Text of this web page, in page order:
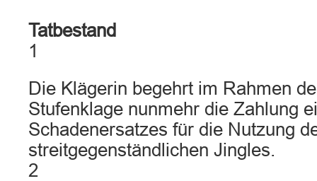
Tatbestand
1
Die Klägerin begehrt im Rahmen
Stufenklage nunmehr die Zahlung
Schadenersatzes für die Nutzung
streitgegenständlichen Jingles.
2